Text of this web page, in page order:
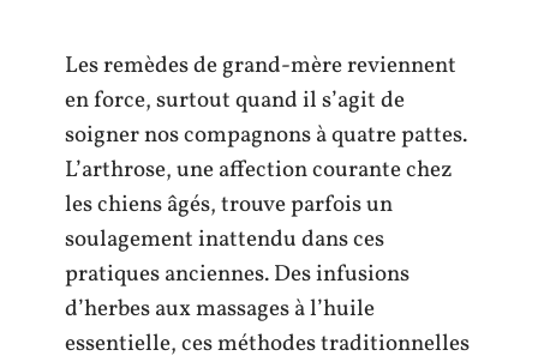
Les remèdes de grand-mère reviennent
en force, surtout quand il s’agit de
soigner nos compagnons à quatre pattes.
L’arthrose, une affection courante chez
les chiens âgés, trouve parfois un
soulagement inattendu dans ces
pratiques anciennes. Des infusions
d’herbes aux massages à l’huile
essentielle, ces méthodes traditionnelles